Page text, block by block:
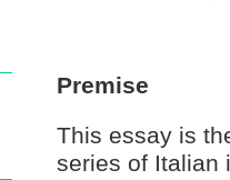
Premise
This essay is
series of Italian